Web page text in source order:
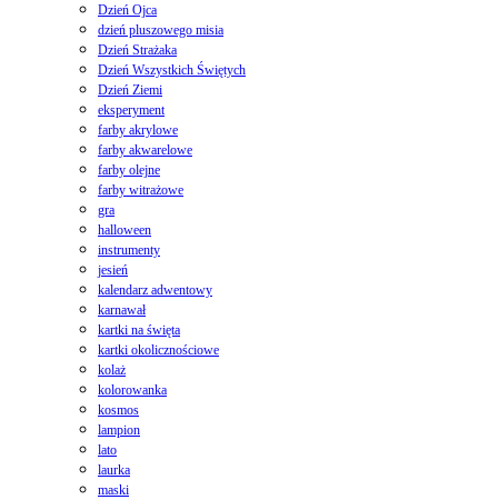
Dzień Ojca
dzień pluszowego misia
Dzień Strażaka
Dzień Wszystkich Świętych
Dzień Ziemi
eksperyment
farby akrylowe
farby akwarelowe
farby olejne
farby witrażowe
gra
halloween
instrumenty
jesień
kalendarz adwentowy
karnawał
kartki na święta
kartki okolicznościowe
kolaż
kolorowanka
kosmos
lampion
lato
laurka
maski